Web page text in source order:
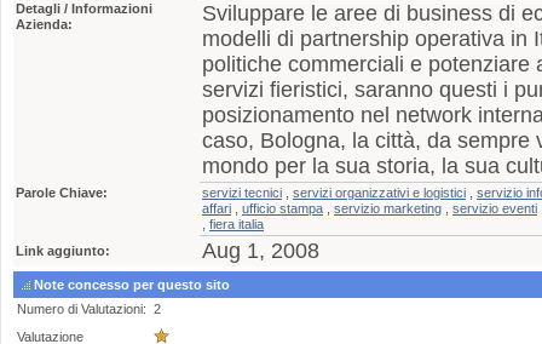
Detagli / Informazioni
Azienda:
Sviluppare le aree di business di
modelli di partnership operativa in
politiche commerciali e potenziare
servizi fieristici, saranno questi i
posizionamento nel network
caso, Bologna, la città, da sempre
mondo per la sua storia, la sua
Parole Chiave: servizi tecnici servizi organizzativi e logistici
servizio
affari
ufficio stampa servizio marketing servizio eventi
fiera italia
Link aggiunto:
Aug 1, 2008
Note concesso per questo sito
Numero di Valutazioni: 2
Valutazione